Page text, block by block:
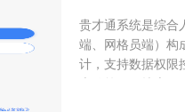
贵才通系统是综合
端、网格员端）构
计，支持数据权限